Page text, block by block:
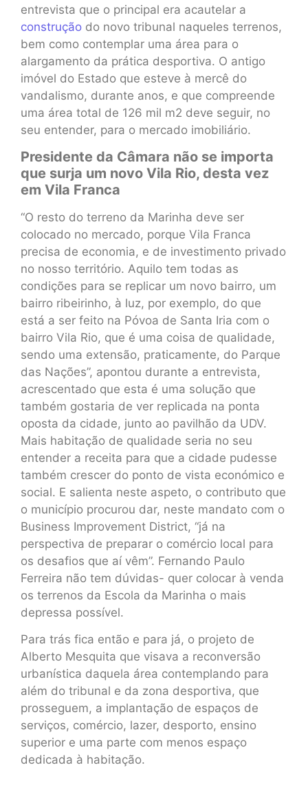
entrevista que o principal era acautelar a
construção do novo tribunal naqueles terrenos,
bem como contemplar uma área para o
alargamento da prática desportiva. O antigo
imóvel do Estado que esteve à mercê do
vandalismo, durante anos, e que compreende
uma área total de 126 mil m2 deve seguir, no
seu entender, para o mercado imobiliário.
Presidente da Câmara não se importa
que surja um novo Vila Rio, desta vez
em Vila Franca
“O resto do terreno da Marinha deve ser
colocado no mercado, porque Vila Franca
precisa de economia, e de investimento privado
no nosso território. Aquilo tem todas as
condições para se replicar um novo bairro, um
bairro ribeirinho, à luz, por exemplo, do que
está a ser feito na Póvoa de Santa Iria com o
bairro Vila Rio, que é uma coisa de qualidade,
sendo uma extensão, praticamente, do Parque
das Nações”, apontou durante a entrevista,
acrescentado que esta é uma solução que
também gostaria de ver replicada na ponta
oposta da cidade, junto ao pavilhão da UDV.
Mais habitação de qualidade seria no seu
entender a receita para que a cidade pudesse
também crescer do ponto de vista económico e
social. E salienta neste aspeto, o contributo que
o município procurou dar, neste mandato com o
Business Improvement District, “já na
perspectiva de preparar o comércio local para
os desafios que aí vêm”. Fernando Paulo
Ferreira não tem dúvidas- quer colocar à venda
os terrenos da Escola da Marinha o mais
depressa possível.
Para trás fica então e para já, o projeto de
Alberto Mesquita que visava a reconversão
urbanística daquela área contemplando para
além do tribunal e da zona desportiva, que
prosseguem, a implantação de espaços de
serviços, comércio, lazer, desporto, ensino
superior e uma parte com menos espaço
dedicada à habitação.